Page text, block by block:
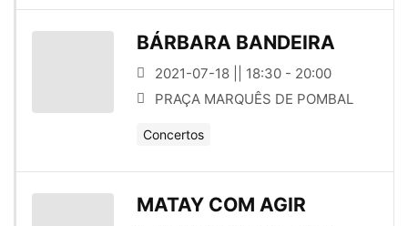
BÁRBARA BANDEIRA
2021-07-18 || 18:30 - 20:00
PRAÇA MARQUÊS DE POMBAL
Concertos
MATAY COM AGIR